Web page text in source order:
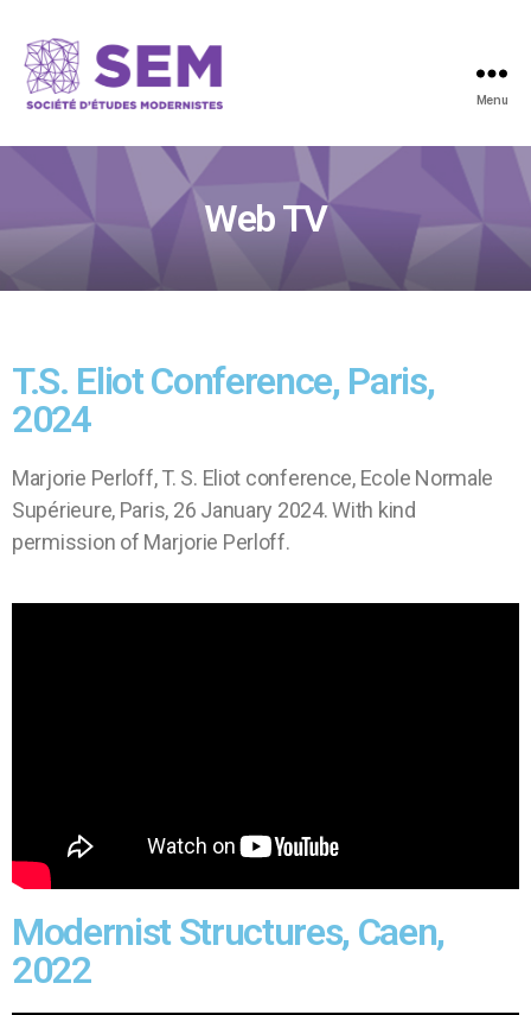
Menu
Web TV
T.S. Eliot Conference, Paris,
2024
Marjorie Perloff, T. S. Eliot conference, Ecole Normale
Supérieure, Paris, 26 January 2024. With kind
permission of Marjorie Perloff.
Modernist Structures, Caen,
2022